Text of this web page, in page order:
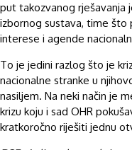
put takozvanog
izbornog sustava, time što
interese i agende
To je jedini razlog što je
nacionalne stranke u
nasiljem. Na neki način je
krizu koju i sad OHR
kratkoročno riješiti jednu